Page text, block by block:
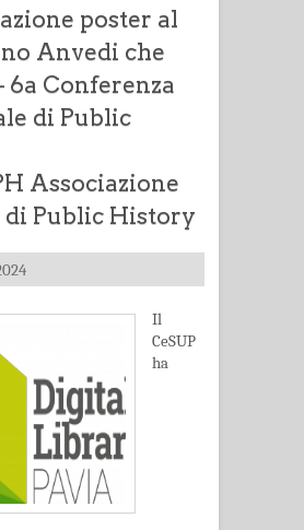
poster al
Anvedi che
6a Conferenza
di Public
Associazione
Public History
Il
CeSUP
ha